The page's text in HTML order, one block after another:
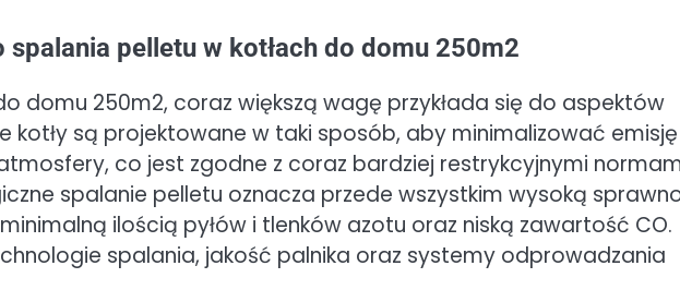
pelletu w kotłach do domu 250m2
domu 250m2, coraz większą wagę przykłada się do aspektów
kotły są projektowane w taki sposób, aby minimalizować emisję
co jest zgodne z coraz bardziej restrykcyjnymi
spalanie pelletu oznacza przede wszystkim wysoką
ilością pyłów i tlenków azotu oraz niską zawartość CO.
spalania, jakość palnika oraz systemy odprowadzania